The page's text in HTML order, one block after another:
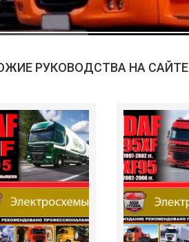
РУКОВОДСТВА НА САЙТЕ